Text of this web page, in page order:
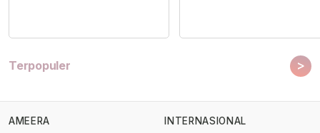
Terpopuler >
AMEERA
INTERNASIONAL